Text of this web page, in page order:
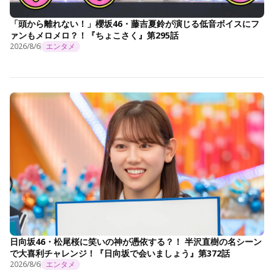
「頭から離れない！」櫻坂46・藤吉夏鈴が演じる低音ボイスにフ
ァンもメロメロ？！『ちょこさく』第295話
2026/8/6 エンタメ
日向坂46・松尾桜に笑いの神が憑依する？！ 半沢直樹の名シーン
で大喜利チャレンジ！『日向坂で会いましょう』第372話
2026/8/6 エンタメ